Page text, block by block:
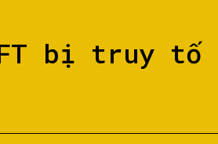
bị truy